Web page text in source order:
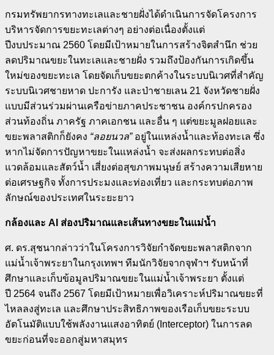
กรมทรัพยากรทางทะเลและชายฝั่งได้ดำเนินการจัดโครงการ
บริหารจัดการขยะทะเลต่างๆ อย่างต่อเนื่องตั้งแต่
ปีงบประมาณ 2560 โดยมีเป้าหมายในการสร้างจิตสำนึก ช่วย
ลดปริมาณขยะในทะเลและชายฝั่ง รวมถึงป้องกันการเกิดขึ้น
ใหม่ของขยะทะเล โดยจัดเก็บขยะตกค้างในระบบนิเวศที่สำคัญ
ระบบนิเวศชายหาด ปะการัง และป่าชายเลน 21 จังหวัดชายฝั่ง
แบบมีส่วนร่วมผ่านเครือข่ายภาคประชาชน องค์กรปกครอง
ส่วนท้องถิ่น ภาครัฐ ภาคเอกชน และอื่น ๆ แต่ขยะมูลฝอยและ
ขยะพลาสติกก็ยังคง “ลอยนวล” อยู่ในแหล่งน้ำและท้องทะเล ซึ่ง
หากไม่จัดการปัญหาขยะในแหล่งน้ำ จะส่งผลกระทบต่อสิ่ง
แวดล้อมและสัตว์น้ำ เสี่ยงต่อสุขภาพมนุษย์ สร้างความเสียหาย
ต่อเศรษฐกิจ ทั้งการประมงและท่องเที่ยว และกระทบต่อภาพ
ลักษณ์ของประเทศในระยะยาว
กล้องและ AI ส่องปริมาณและเส้นทางขยะในแม่น้ำ
ศ. ดร.สุชนากล่าวว่าในโครงการวิจัยกำจัดขยะพลาสติกจาก
แม่น้ำเจ้าพระยาในกรุงเทพฯ ทีมนักวิจัยจากจุฬาฯ รับหน้าที่
ศึกษาและเก็บข้อมูลปริมาณขยะในแม่น้ำเจ้าพระยา ตั้งแต่
ปี 2564 จนถึง 2567 โดยมีเป้าหมายเพื่อวิเคราะห์ปริมาณขยะที่
ไหลลงสู่ทะเล และศึกษาประสิทธิภาพของเรือเก็บขยะระบบ
อัตโนมัติแบบใช้พลังงานแสงอาทิตย์ ( Interceptor) ในการลด
ขยะก่อนที่จะออกสู่มหาสมุทร